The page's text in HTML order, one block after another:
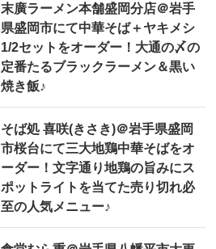
末廣ラーメン本舗盛岡分店＠岩手
県盛岡市にて中華そば＋ヤキメシ
1/2セットをオーダー！大通の〆の
定番たるブラックラーメン＆黒い
焼き飯♪
そば処 喜咲(きさき)＠岩手県盛岡
市桜台にて三大地鶏中華そばをオ
ーダー！文字通り地鶏の旨みにス
ポットライトを当てた売り切れ必
至の人気メニュー♪